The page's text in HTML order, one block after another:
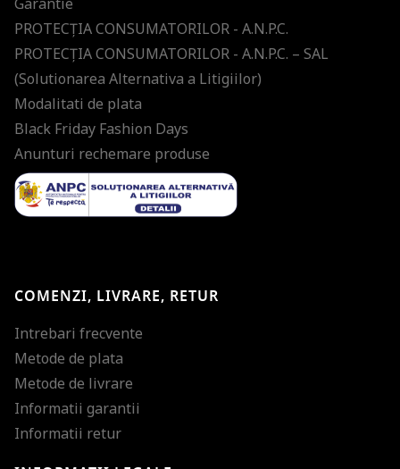
PROTECŢIA CONSUMATORILOR - A.N.P.C.
PROTECŢIA CONSUMATORILOR - A.N.P.C. – SAL
(Solutionarea Alternativa a Litigiilor)
Modalitati de plata
Black Friday Fashion Days
Anunturi rechemare produse
COMENZI, LIVRARE, RETUR
Intrebari frecvente
Metode de plata
Metode de livrare
Informatii garantii
Informatii retur